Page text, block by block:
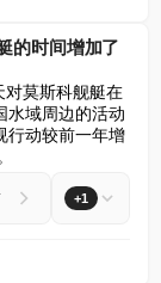
的时间增加了
对莫斯科舰艇在
水域周边的活动
行动较前一年增
waters +1